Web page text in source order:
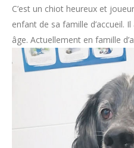
C’est un chiot heureux et
enfant de sa famille d’accueil.
âge. Actuellement en famille